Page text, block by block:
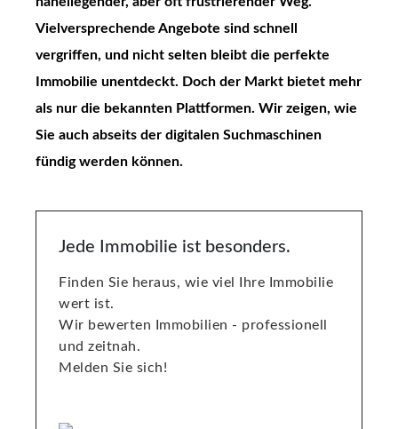
Vielversprechende Angebote sind schnell
vergriffen, und nicht selten bleibt die perfekte
Immobilie unentdeckt. Doch der Markt bietet mehr
als nur die bekannten Plattformen. Wir zeigen, wie
Sie auch abseits der digitalen Suchmaschinen
fündig werden können.
Jede Immobilie ist besonders.
Finden Sie heraus, wie viel Ihre Immobilie
wert ist.
Wir bewerten Immobilien - professionell
und zeitnah.
Melden Sie sich!